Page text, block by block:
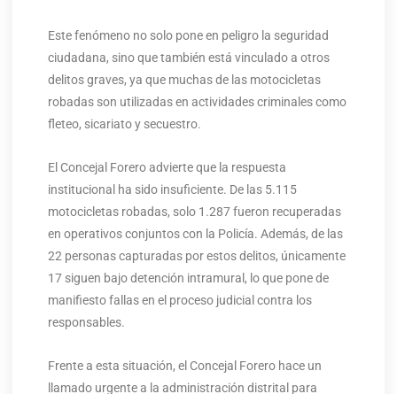
Este fenómeno no solo pone en peligro la seguridad
ciudadana, sino que también está vinculado a otros
delitos graves, ya que muchas de las motocicletas
robadas son utilizadas en actividades criminales como
fleteo, sicariato y secuestro.
El Concejal Forero advierte que la respuesta
institucional ha sido insuficiente. De las 5.115
motocicletas robadas, solo 1.287 fueron recuperadas
en operativos conjuntos con la Policía. Además, de las
22 personas capturadas por estos delitos, únicamente
17 siguen bajo detención intramural, lo que pone de
manifiesto fallas en el proceso judicial contra los
responsables.
Frente a esta situación, el Concejal Forero hace un
llamado urgente a la administración distrital para